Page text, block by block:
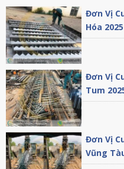
Đơn Vị
Hóa 2025
Đơn Vị
Tum
Đơn Vị
Vũng